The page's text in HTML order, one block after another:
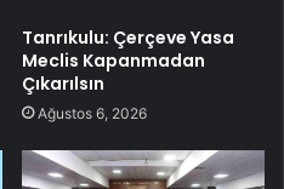
Tanrıkulu: Çerçeve Yasa
Meclis Kapanmadan
Çıkarılsın
Ağustos 6, 2026